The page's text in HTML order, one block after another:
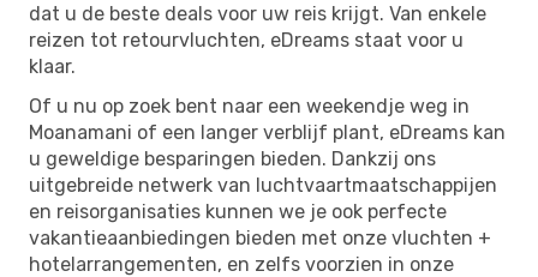
dat u de beste deals voor uw reis krijgt. Van enkele
reizen tot retourvluchten, eDreams staat voor u
klaar.
Of u nu op zoek bent naar een weekendje weg in
Moanamani of een langer verblijf plant, eDreams kan
u geweldige besparingen bieden. Dankzij ons
uitgebreide netwerk van luchtvaartmaatschappijen
en reisorganisaties kunnen we je ook perfecte
vakantieaanbiedingen bieden met onze vluchten +
hotelarrangementen, en zelfs voorzien in onze